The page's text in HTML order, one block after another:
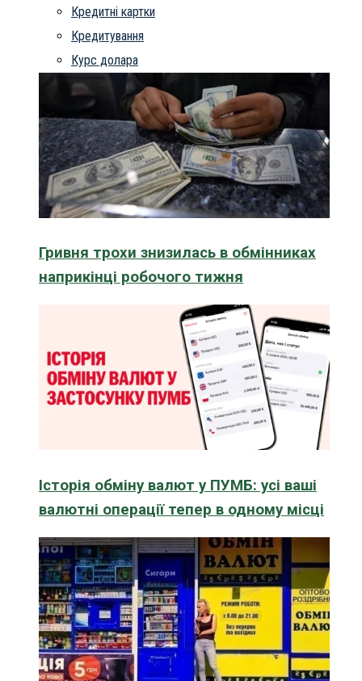
Кредитні картки
Кредитування
Курс долара
Гривня трохи знизилась в обмінниках
наприкінці робочого тижня
Історія обміну валют у ПУМБ: усі ваші
валютні операції тепер в одному місці